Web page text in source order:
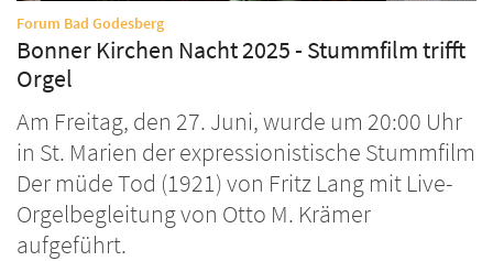
Forum Bad Godesberg:
Bonner Kirchen Nacht 2025 - Stummfilm trifft
Orgel
Am Freitag, den 27. Juni, wurde um 20:00 Uhr
in St. Marien der expressionistische Stummfilm
Der müde Tod (1921) von Fritz Lang mit Live-
Orgelbegleitung von Otto M. Krämer
aufgeführt.